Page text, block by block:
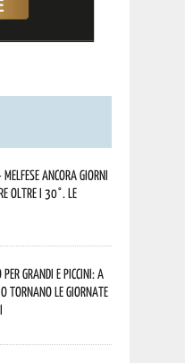
ancora giorni
oltre i 30°. Le
grandi e piccini: a
tornano le Giornate